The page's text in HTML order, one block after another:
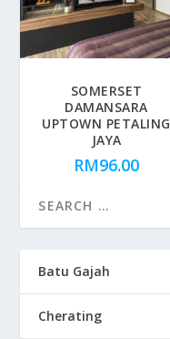
SOMERSET
DAMANSARA
UPTOWN PETALING
JAYA
RM96.00
Batu Gajah
Cherating